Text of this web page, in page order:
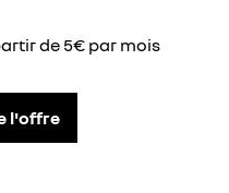
de 5€ par mois
l'offre